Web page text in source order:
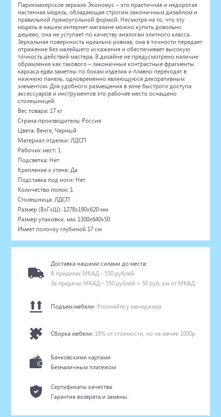
Парикмахерское зеркало Экономус – это практичная и недорогая
настенная модель, обладающая строгим лаконичным дизайном и
правильной прямоугольной формой. Несмотря на то, что эту
модель в нашем интернет магазине можно купить довольно
дешево, она не уступает по качеству аналогам элитного класса.
Зеркальная поверхность идеально ровная, она в точности передает
отражение без малейшего искажения и обеспечивает высокую
точность действий мастера. В дизайне не предусмотрено наличие
обрамления как такового – лаконичные контрастные фрагменты
каркаса едва заметны по бокам изделия и плавно переходят в
нижнюю панель, одновременно являющуюся декоративным
элементом. Для удобного размещения в зоне быстрого доступа
аксессуаров и инструментов это рабочее место оснащено
столешницей.
Вес товара: 17 кг
Страна производитель: Россия
Цвета: Венге, Черный
Материал отделки: ЛДСП
Рабочих мест: 1
Подсветка: Нет
Крепление к стене: Да
Подставка под ноги: Нет
Количество полок: 1
Столешница: ЛДСП
Размер (ВхГхШ): 1278х190х620 мм
Размер упаковки, мм: 1300x640x50
Имеет полочку глубиной 17 см
Доставка нашими силами до места:
В пределах МКАД - 550 рублей
За пределы МКАД - 550 рублей + 50 руб. км от МКАД
Подъем мебели:Уточняйте у менеджера
Сборка мебели: 10% от стоимости, но не менее 1000р
Банковскими картами
Безналичным платежом
Сертификаты качества
Гарантия возврата и замены